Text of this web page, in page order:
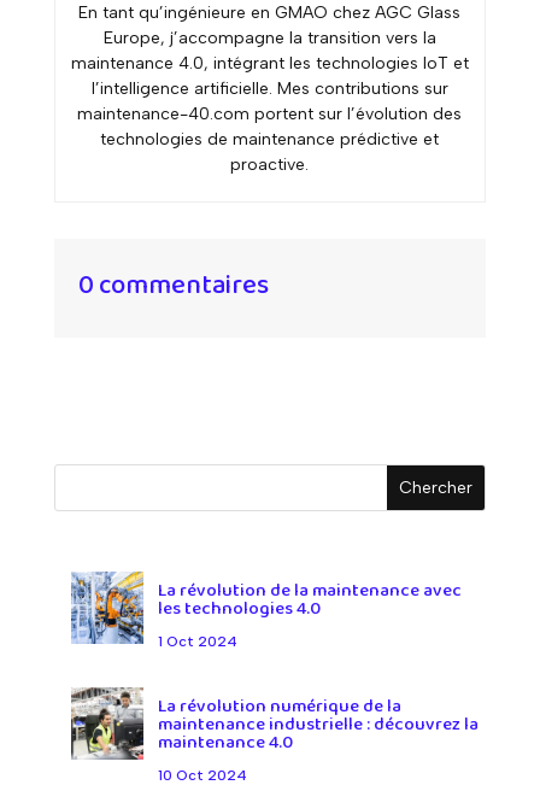
En tant qu’ingénieure en GMAO chez AGC Glass
Europe, j’accompagne la transition vers la
maintenance 4.0, intégrant les technologies IoT et
l’intelligence artificielle. Mes contributions sur
maintenance-40.com portent sur l’évolution des
technologies de maintenance prédictive et
proactive.
0 commentaires
La révolution de la maintenance avec
les technologies 4.0
1 Oct 2024
La révolution numérique de la
maintenance industrielle : découvrez la
maintenance 4.0
10 Oct 2024